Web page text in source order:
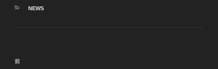
カ
NEWS
投
前
前